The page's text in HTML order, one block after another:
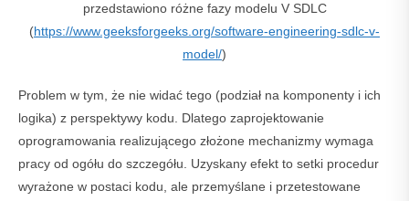
przedstawiono różne fazy modelu V SDLC
(https://www.geeksforgeeks.org/software-engineering-sdlc-v-
model/)
Problem w tym, że nie widać tego (podział na komponenty i ich
logika) z perspektywy kodu. Dlatego zaprojektowanie
oprogramowania realizującego złożone mechanizmy wymaga
pracy od ogółu do szczegółu. Uzyskany efekt to setki procedur
wyrażone w postaci kodu, ale przemyślane i przetestowane